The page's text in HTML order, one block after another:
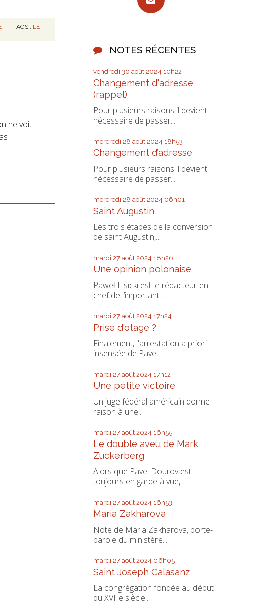
TAGS : LE
ne voit
NOTES RÉCENTES
vendredi 30 août 2024 10h22
Changement d'adresse
(rappel)
Pour plusieurs raisons il devient
nécessaire de passer...
mercredi 28 août 2024 18h53
Changement d’adresse
Pour plusieurs raisons il devient
nécessaire de passer...
mercredi 28 août 2024 06h01
Saint Augustin
Les trois étapes de la conversion
de saint Augustin,...
mardi 27 août 2024 18h26
Une opinion polonaise
Paweł Lisicki est le rédacteur en
chef de l’important...
mardi 27 août 2024 17h24
Prise d'otage ?
Finalement, l'arrestation a priori
insensée de Pavel...
mardi 27 août 2024 17h12
Une petite victoire
Un juge fédéral américain donne
raison à une...
mardi 27 août 2024 16h55
Le double aveu de Mark
Zuckerberg
Alors que Pavel Dourov est
toujours en garde à vue,...
mardi 27 août 2024 16h53
Maria Zakharova
Note de Maria Zakharova, porte-
parole du ministère...
mardi 27 août 2024 06h05
Saint Joseph Calasanz
La congrégation fondée au début
du XVIIe siècle...